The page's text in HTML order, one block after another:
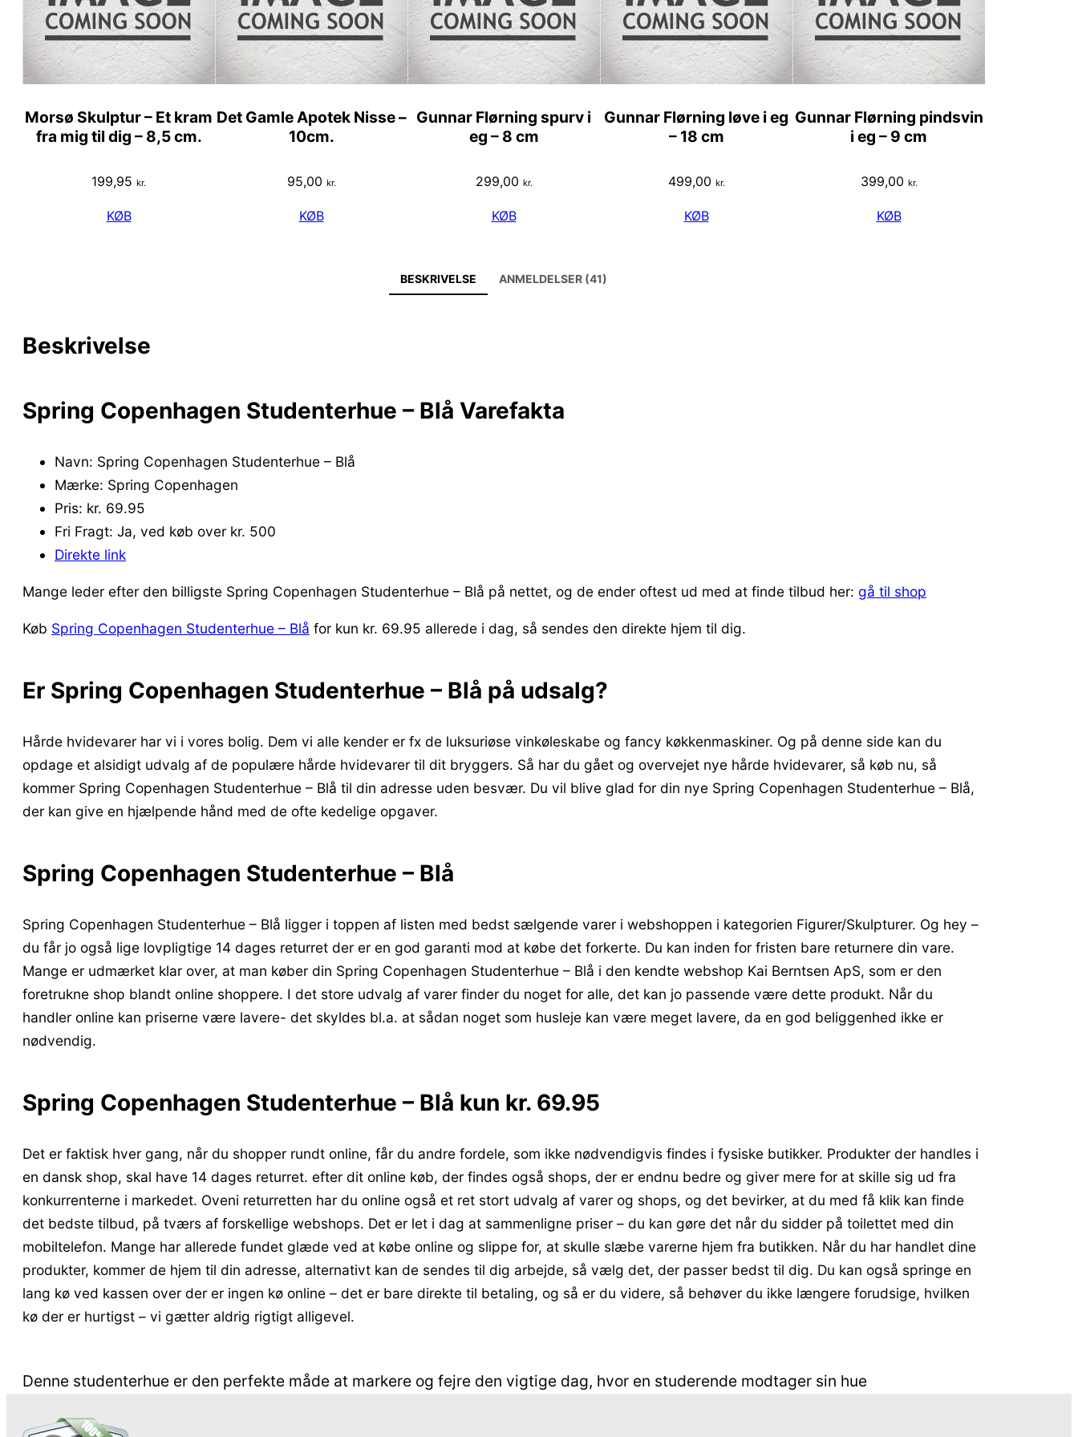
Morsø Skulptur – Et kram
fra mig til dig – 8,5 cm.
199,95 kr.
KØB
Det Gamle Apotek Nisse –
10cm.
95,00 kr.
KØB
Gunnar Flørning spurv i
eg – 8 cm
299,00 kr.
KØB
Gunnar Flørning løve i eg
– 18 cm
499,00 kr.
KØB
Gunnar Flørning pindsvin
i eg – 9 cm
399,00 kr.
KØB
BESKRIVELSE ANMELDELSER (41)
Beskrivelse
Spring Copenhagen Studenterhue – Blå Varefakta
Navn: Spring Copenhagen Studenterhue – Blå
Mærke: Spring Copenhagen
Pris: kr. 69.95
Fri Fragt: Ja, ved køb over kr. 500
Direkte link
Mange leder efter den billigste Spring Copenhagen Studenterhue – Blå på nettet, og de ender oftest ud med at finde tilbud her: gå til shop
Køb Spring Copenhagen Studenterhue – Blå for kun kr. 69.95 allerede i dag, så sendes den direkte hjem til dig.
Er Spring Copenhagen Studenterhue – Blå på udsalg?
Hårde hvidevarer har vi i vores bolig. Dem vi alle kender er fx de luksuriøse vinkøleskabe og fancy køkkenmaskiner. Og på denne side kan du
opdage et alsidigt udvalg af de populære hårde hvidevarer til dit bryggers. Så har du gået og overvejet nye hårde hvidevarer, så køb nu, så
kommer Spring Copenhagen Studenterhue – Blå til din adresse uden besvær. Du vil blive glad for din nye Spring Copenhagen Studenterhue – Blå,
der kan give en hjælpende hånd med de ofte kedelige opgaver.
Spring Copenhagen Studenterhue – Blå
Spring Copenhagen Studenterhue – Blå ligger i toppen af listen med bedst sælgende varer i webshoppen i kategorien Figurer/Skulpturer. Og hey –
du får jo også lige lovpligtige 14 dages returret der er en god garanti mod at købe det forkerte. Du kan inden for fristen bare returnere din vare.
Mange er udmærket klar over, at man køber din Spring Copenhagen Studenterhue – Blå i den kendte webshop Kai Berntsen ApS, som er den
foretrukne shop blandt online shoppere. I det store udvalg af varer finder du noget for alle, det kan jo passende være dette produkt. Når du
handler online kan priserne være lavere- det skyldes bl.a. at sådan noget som husleje kan være meget lavere, da en god beliggenhed ikke er
nødvendig.
Spring Copenhagen Studenterhue – Blå kun kr. 69.95
Det er faktisk hver gang, når du shopper rundt online, får du andre fordele, som ikke nødvendigvis findes i fysiske butikker. Produkter der handles i
en dansk shop, skal have 14 dages returret. efter dit online køb, der findes også shops, der er endnu bedre og giver mere for at skille sig ud fra
konkurrenterne i markedet. Oveni returretten har du online også et ret stort udvalg af varer og shops, og det bevirker, at du med få klik kan finde
det bedste tilbud, på tværs af forskellige webshops. Det er let i dag at sammenligne priser – du kan gøre det når du sidder på toilettet med din
mobiltelefon. Mange har allerede fundet glæde ved at købe online og slippe for, at skulle slæbe varerne hjem fra butikken. Når du har handlet dine
produkter, kommer de hjem til din adresse, alternativt kan de sendes til dig arbejde, så vælg det, der passer bedst til dig. Du kan også springe en
lang kø ved kassen over der er ingen kø online – det er bare direkte til betaling, og så er du videre, så behøver du ikke længere forudsige, hvilken
kø der er hurtigst – vi gætter aldrig rigtigt alligevel.
Denne studenterhue er den perfekte måde at markere og fejre den vigtige dag, hvor en studerende modtager sin hue